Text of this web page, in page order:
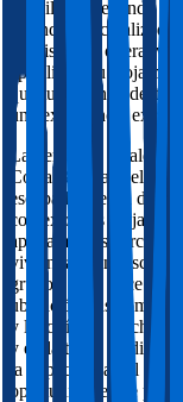
visibilidad depende
calendario
consistencia
“publicar” tu
que tu vivienda
una experiencia
La demanda de
Costa Blanca suele
escapadas de fin de
contexto, los
apartamentos cerca
viviendas con piscina
grupos. Esto hace
ubicación, las
y la logística de
y en la tarifa media.
la expectativa del
oportunidades de precio.